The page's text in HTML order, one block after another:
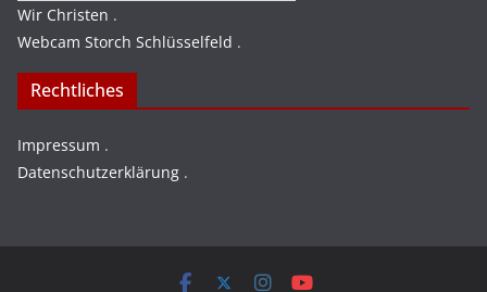
Wir Christen .
Webcam Storch Schlüsselfeld .
Rechtliches
Impressum .
Datenschutzerklärung .